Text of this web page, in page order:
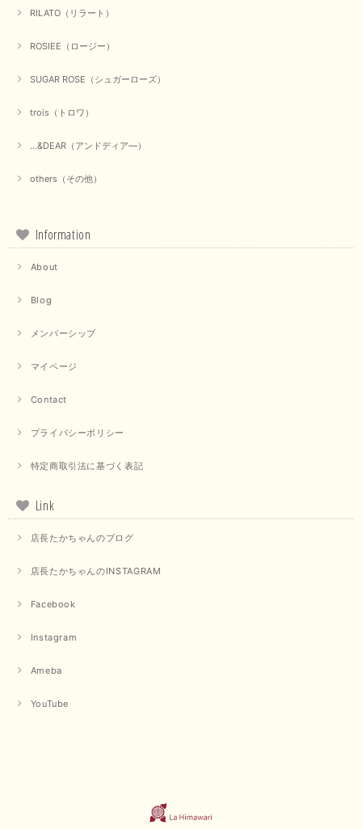
RILATO（リラート）
ROSIEE（ロージー）
SUGAR ROSE（シュガーローズ）
trois（トロワ）
...&DEAR（アンドディア―）
others（その他）
Information
About
Blog
メンバーシップ
マイページ
Contact
プライバシーポリシー
特定商取引法に基づく表記
Link
店長たかちゃんのブログ
店長たかちゃんのINSTAGRAM
Facebook
Instagram
Ameba
YouTube